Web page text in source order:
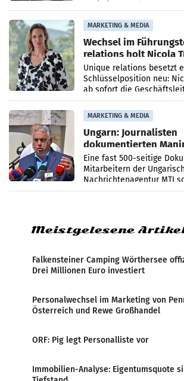
MARKETING & MEDIA
Wechsel im
relations holt Nicola
Geschäftsleitung
Unique relations besetzt
Schlüsselposition neu:
ab sofort die
PR-Agentur an der Seite
Anna Kalina-Mahr.
MARKETING & MEDIA
Ungarn: Journalisten
dokumentierten
Zensur
Eine fast 500-seitige
Mitarbeitern der
Nachrichtenagentur MTI
systematische
Meistgelesene
Falkensteiner Camping Wörthersee
Drei Millionen Euro investiert
Personalwechsel im Marketing von
Österreich und Rewe Großhandel
ORF: Pig legt Personalliste vor
Immobilien-Analyse: Eigentumsquote